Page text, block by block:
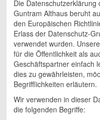
Die
Guntram Althaus beruht
den Europäischen
Erlass der Datenschutz-
verwendet wurden.
für die Öffentlichkeit als
Geschäftspartner einfach
dies zu gewährleisten,
Begrifflichkeiten erläutern.
Wir verwenden in dieser
die folgenden Begriffe: